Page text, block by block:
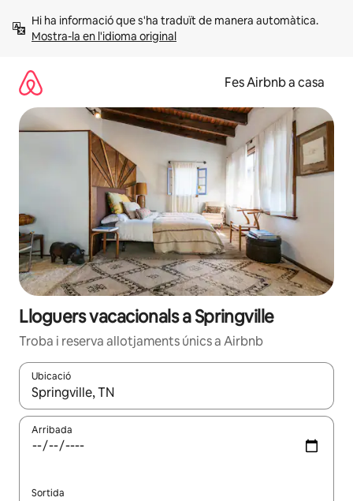
Mostra-la en l'idioma original
Fes Airbnb a casa
Lloguers vacacionals a Springville
Troba i reserva allotjaments únics a Airbnb
Ubicació
Quan els resultats estiguin disponibles, podràs navegar-hi a
Arribada
Sortida